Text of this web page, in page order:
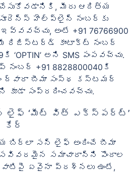
మీరు ఆదిత్య
హెల్ప్‌లైన్ నంబర్‌కు
అంటే +91 76766900
రిజిస్టర్డ్ కాంటాక్ట్ నంబర్
‘OPTIN’ అని SMS పంపవచ్చు.
+91 8828800040కి
ద్వారా బీమా సంస్థ కస్టమర్
కూడా సంప్రదించవచ్చు.
లైఫ్ ‘మీట్ విత్ ఎక్స్‌పర్ట్’
కేర్
బిర్లా సన్ లైఫ్ అందించే బీమా
సమాచారాన్ని పొందాల
వాటిపై ఏవైనా ప్రశ్నలు ఉంటే,